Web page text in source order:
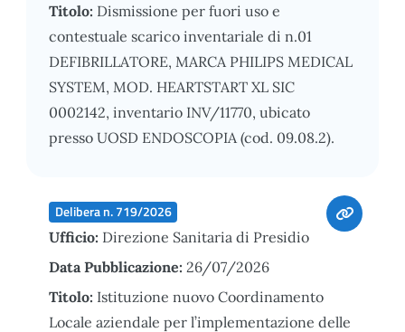
Titolo: Dismissione per fuori uso e
contestuale scarico inventariale di n.01
DEFIBRILLATORE, MARCA PHILIPS MEDICAL
SYSTEM, MOD. HEARTSTART XL SIC
0002142, inventario INV/11770, ubicato
presso UOSD ENDOSCOPIA (cod. 09.08.2).
Delibera n. 719/2026
Ufficio: Direzione Sanitaria di Presidio
Data Pubblicazione: 26/07/2026
Titolo: Istituzione nuovo Coordinamento
Locale aziendale per l’implementazione delle